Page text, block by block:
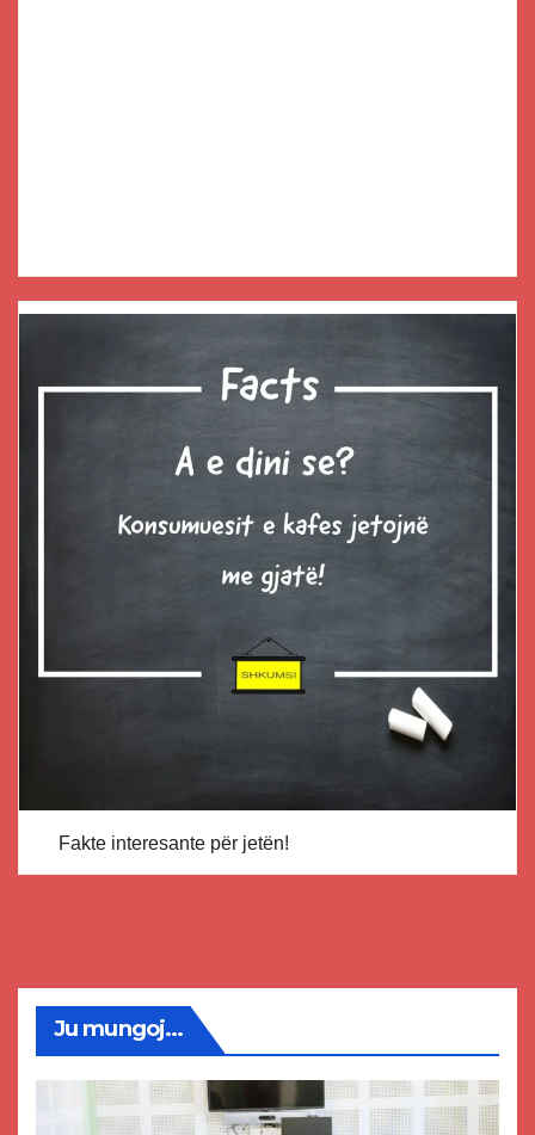
Fakte interesante për jetën!
Ju mungoj...